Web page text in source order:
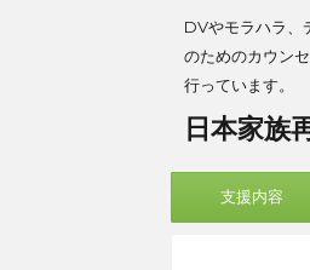
DVやモラハラ、
のためのカウン
行っています。
日本家族
支援内容